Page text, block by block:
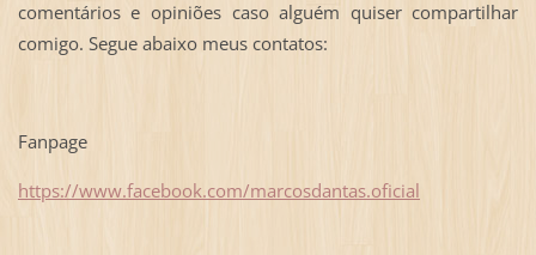
comentários e opiniões caso alguém quiser compartilhar
comigo. Segue abaixo meus contatos:
Fanpage
https://www.facebook.com/marcosdantas.oficial